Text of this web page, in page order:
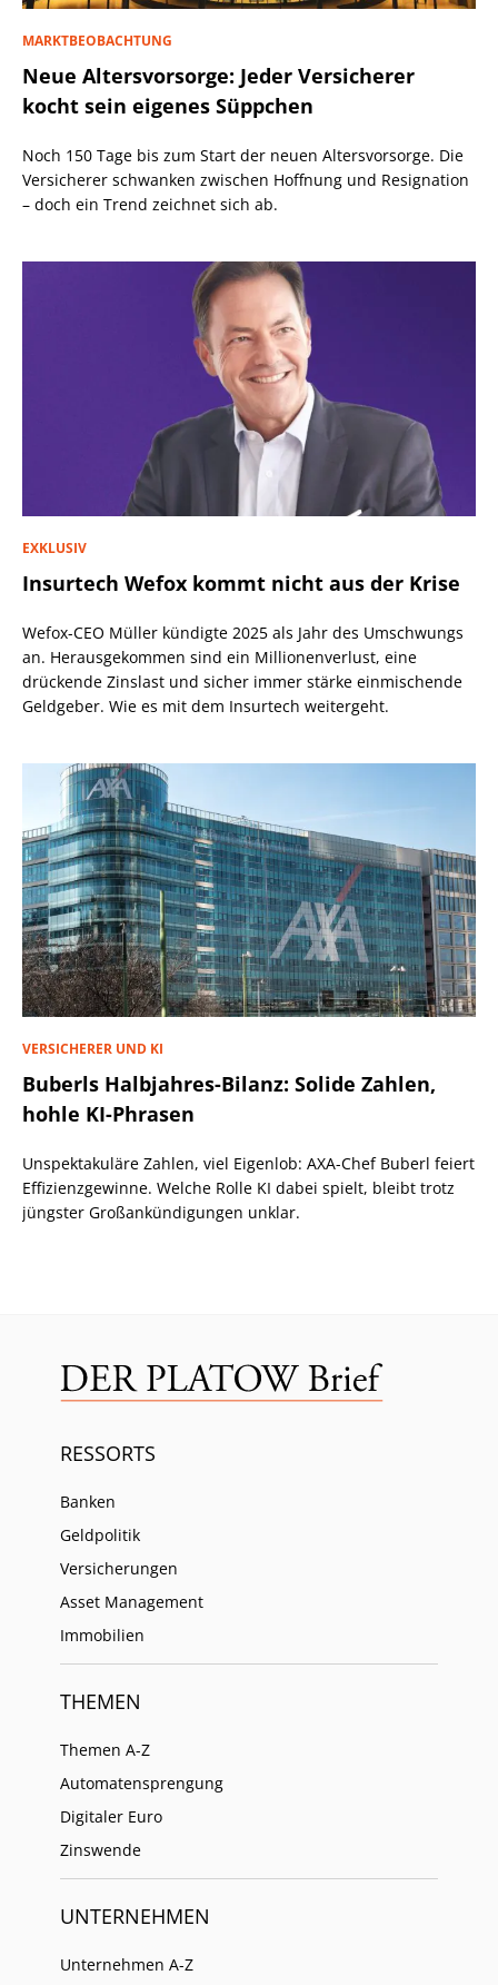
MARKTBEOBACHTUNG
Neue Altersvorsorge: Jeder Versicherer
kocht sein eigenes Süppchen
Noch 150 Tage bis zum Start der neuen Altersvorsorge. Die
Versicherer schwanken zwischen Hoffnung und Resignation
– doch ein Trend zeichnet sich ab.
EXKLUSIV
Insurtech Wefox kommt nicht aus der Krise
Wefox-CEO Müller kündigte 2025 als Jahr des Umschwungs
an. Herausgekommen sind ein Millionenverlust, eine
drückende Zinslast und sicher immer stärke einmischende
Geldgeber. Wie es mit dem Insurtech weitergeht.
VERSICHERER UND KI
Buberls Halbjahres-Bilanz: Solide Zahlen,
hohle KI-Phrasen
Unspektakuläre Zahlen, viel Eigenlob: AXA-Chef Buberl feiert
Effizienzgewinne. Welche Rolle KI dabei spielt, bleibt trotz
jüngster Großankündigungen unklar.
RESSORTS
Banken
Geldpolitik
Versicherungen
Asset Management
Immobilien
THEMEN
Themen A-Z
Automatensprengung
Digitaler Euro
Zinswende
UNTERNEHMEN
Unternehmen A-Z